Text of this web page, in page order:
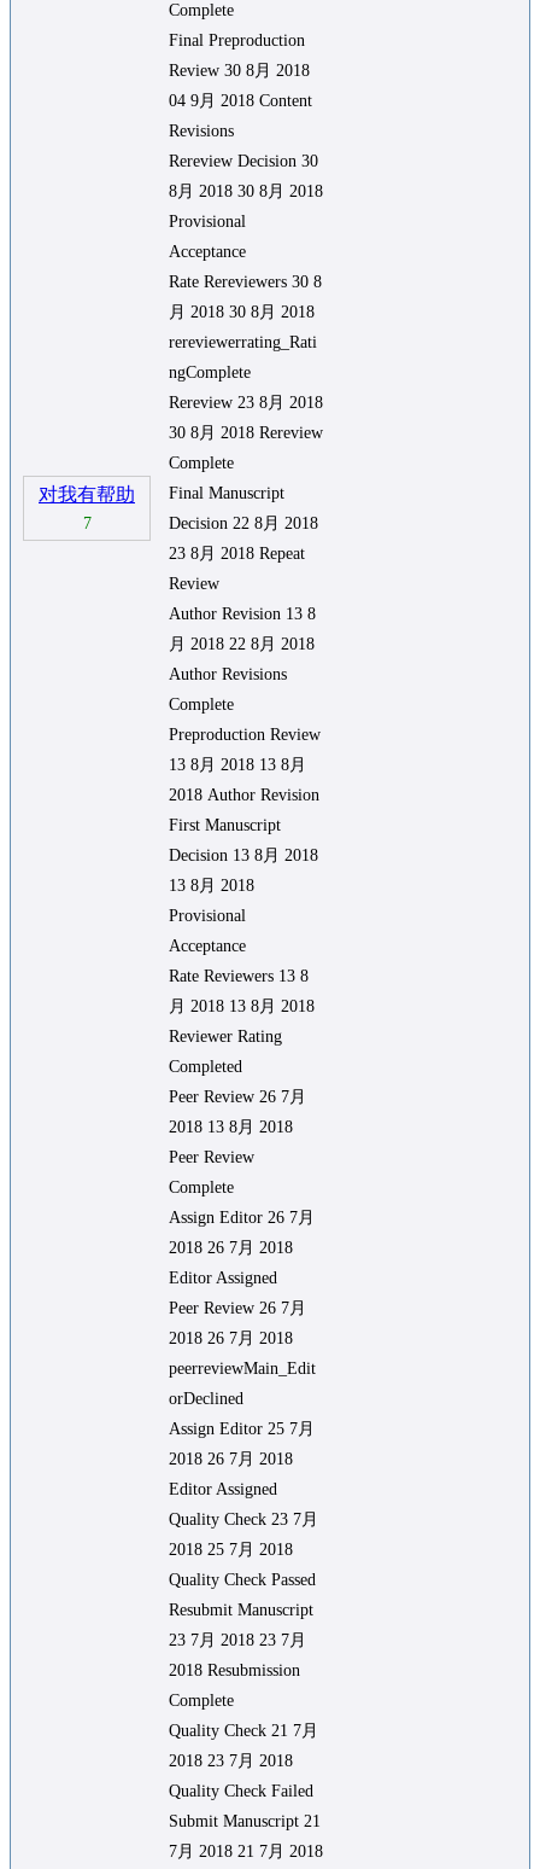
对我有帮助
7
Complete
Final Preproduction
Review 30 8月 2018
04 9月 2018 Content
Revisions
Rereview Decision 30
8月 2018 30 8月 2018
Provisional
Acceptance
Rate Rereviewers 30 8
月 2018 30 8月 2018
rereviewerrating_Rati
ngComplete
Rereview 23 8月 2018
30 8月 2018 Rereview
Complete
Final Manuscript
Decision 22 8月 2018
23 8月 2018 Repeat
Review
Author Revision 13 8
月 2018 22 8月 2018
Author Revisions
Complete
Preproduction Review
13 8月 2018 13 8月
2018 Author Revision
First Manuscript
Decision 13 8月 2018
13 8月 2018
Provisional
Acceptance
Rate Reviewers 13 8
月 2018 13 8月 2018
Reviewer Rating
Completed
Peer Review 26 7月
2018 13 8月 2018
Peer Review
Complete
Assign Editor 26 7月
2018 26 7月 2018
Editor Assigned
Peer Review 26 7月
2018 26 7月 2018
peerreviewMain_Edit
orDeclined
Assign Editor 25 7月
2018 26 7月 2018
Editor Assigned
Quality Check 23 7月
2018 25 7月 2018
Quality Check Passed
Resubmit Manuscript
23 7月 2018 23 7月
2018 Resubmission
Complete
Quality Check 21 7月
2018 23 7月 2018
Quality Check Failed
Submit Manuscript 21
7月 2018 21 7月 2018